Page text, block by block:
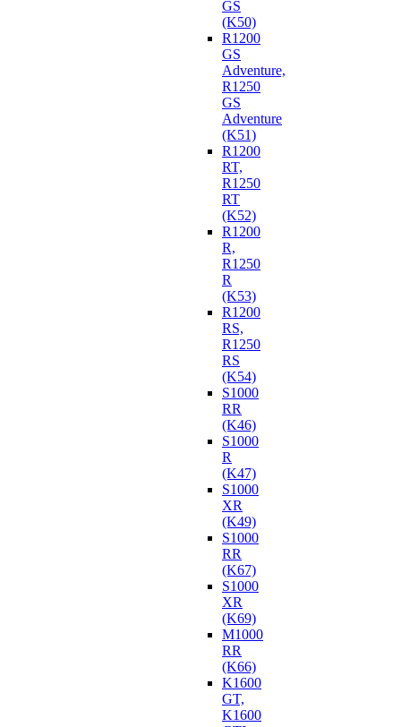
GS
(K50)
R1200
GS
Adventure,
R1250
GS
Adventure
(K51)
R1200
RT,
R1250
RT
(K52)
R1200
R,
R1250
R
(K53)
R1200
RS,
R1250
RS
(K54)
S1000
RR
(K46)
S1000
R
(K47)
S1000
XR
(K49)
S1000
RR
(K67)
S1000
XR
(K69)
M1000
RR
(K66)
K1600
GT,
K1600